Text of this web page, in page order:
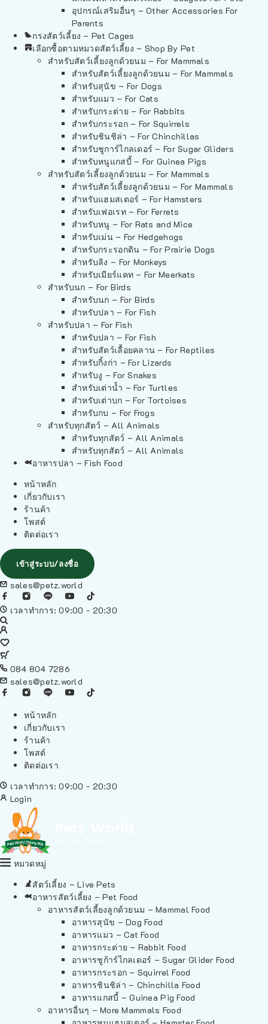
อุปกรณ์เสริมอื่นๆ – Other Accessories For
Parents
กรงสัตว์เลี้ยง – Pet Cages
เลือกซื้อตามหมวดสัตว์เลี้ยง – Shop By Pet
สำหรับสัตว์เลี้ยงลูกด้วยนม – For Mammals
สำหรับสัตว์เลี้ยงลูกด้วยนม – For Mammals
สำหรับสุนัข – For Dogs
สำหรับแมว – For Cats
สำหรับกระต่าย – For Rabbits
สำหรับกระรอก – For Squirrels
สำหรับชินชิล่า – For Chinchillas
สำหรับชูการ์ไกลเดอร์ – For Sugar Gliders
สำหรับหนูแกสบี้ – For Guinea Pigs
สำหรับสัตว์เลี้ยงลูกด้วยนม – For Mammals
สำหรับสัตว์เลี้ยงลูกด้วยนม – For Mammals
สำหรับแฮมสเตอร์ – For Hamsters
สำหรับเฟอเรท – For Ferrets
สำหรับหนู – For Rats and Mice
สำหรับเม่น – For Hedgehogs
สำหรับกระรอกดิน – For Prairie Dogs
สำหรับลิง – For Monkeys
สำหรับเมียร์แคท – For Meerkats
สำหรับนก – For Birds
สำหรับนก – For Birds
สำหรับปลา – For Fish
สำหรับปลา – For Fish
สำหรับปลา – For Fish
สำหรับสัตว์เลื้อยคลาน – For Reptiles
สำหรับกิ้งก่า – For Lizards
สำหรับงู – For Snakes
สำหรับเต่าน้ำ – For Turtles
สำหรับเต่าบก – For Tortoises
สำหรับกบ – For Frogs
สำหรับทุกสัตว์ – All Animals
สำหรับทุกสัตว์ – All Animals
สำหรับทุกสัตว์ – All Animals
อาหารปลา – Fish Food
หน้าหลัก
เกี่ยวกับเรา
ร้านค้า
โพสต์
ติดต่อเรา
เข้าสู่ระบบ/ลงชื่อ
sales@petz.world
เวลาทำการ: 09:00 - 20:30
084 804 7286
sales@petz.world
หน้าหลัก
เกี่ยวกับเรา
ร้านค้า
โพสต์
ติดต่อเรา
เวลาทำการ: 09:00 - 20:30
Login
หมวดหมู่
สัตว์เลี้ยง – Live Pets
อาหารสัตว์เลี้ยง – Pet Food
อาหารสัตว์เลี้ยงลูกด้วยนม – Mammal Food
อาหารสุนัข – Dog Food
อาหารแมว – Cat Food
อาหารกระต่าย – Rabbit Food
อาหารชูก้าร์ไกลเดอร์ – Sugar Glider Food
อาหารกระรอก – Squirrel Food
อาหารชินชิล่า – Chinchilla Food
อาหารแกสบี้ – Guinea Pig Food
อาหารอื่นๆ – More Mammals Food